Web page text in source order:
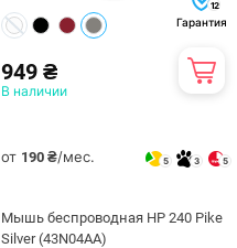
12
Гарантия
949 ₴
В наличии
от 190 ₴/мес. 5 3 5
Мышь беспроводная HP 240 Pike
Silver (43N04AA)